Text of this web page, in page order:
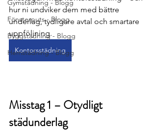
Gymstädning - Blogg
Fönsterputs - Blogg
Byggstädning - Blogg
Hemstädning - Blogg
hur ni undviker dem med bättre
underlag, tydligare avtal och smartare
uppföljning.
Kontorsstädning
Misstag 1 – Otydligt
städunderlag